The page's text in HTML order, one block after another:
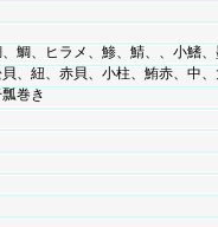
、ヒラメ、鯵、鯖、、小鰭、
、紐、赤貝、小柱、鮪赤、中
巻き